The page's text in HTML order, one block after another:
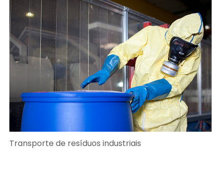
Transporte de resíduos industriais